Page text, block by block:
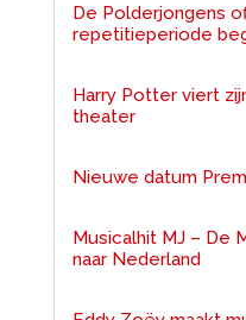
De Polderjongens
repetitieperiode
Harry Potter viert
theater
Nieuwe datum
Musicalhit MJ – De
naar Nederland